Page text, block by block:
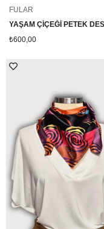
FULAR
₺600,00